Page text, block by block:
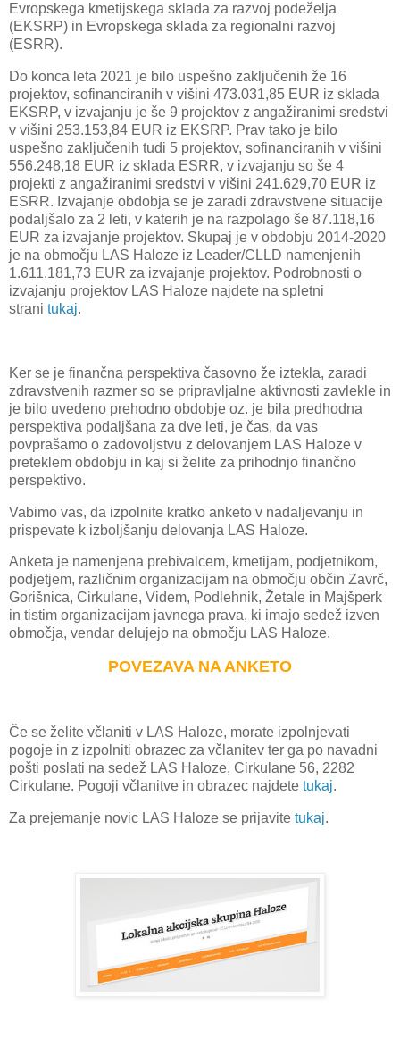
Evropskega kmetijskega sklada za razvoj podeželja
(EKSRP) in Evropskega sklada za regionalni razvoj
(ESRR).
Do konca leta 2021 je bilo uspešno zaključenih že 16
projektov, sofinanciranih v višini 473.031,85 EUR iz sklada
EKSRP, v izvajanju je še 9 projektov z angažiranimi sredstvi
v višini 253.153,84 EUR iz EKSRP. Prav tako je bilo
uspešno zaključenih tudi 5 projektov, sofinanciranih v višini
556.248,18 EUR iz sklada ESRR, v izvajanju so še 4
projekti z angažiranimi sredstvi v višini 241.629,70 EUR iz
ESRR. Izvajanje obdobja se je zaradi zdravstvene situacije
podaljšalo za 2 leti, v katerih je na razpolago še 87.118,16
EUR za izvajanje projektov. Skupaj je v obdobju 2014-2020
je na območju LAS Haloze iz Leader/CLLD namenjenih
1.611.181,73 EUR za izvajanje projektov. Podrobnosti o
izvajanju projektov LAS Haloze najdete na spletni
strani tukaj.
Ker se je finančna perspektiva časovno že iztekla, zaradi
zdravstvenih razmer so se pripravljalne aktivnosti zavlekle in
je bilo uvedeno prehodno obdobje oz. je bila predhodna
perspektiva podaljšana za dve leti, je čas, da vas
povprašamo o zadovoljstvu z delovanjem LAS Haloze v
preteklem obdobju in kaj si želite za prihodnjo finančno
perspektivo.
Vabimo vas, da izpolnite kratko anketo v nadaljevanju in
prispevate k izboljšanju delovanja LAS Haloze.
Anketa je namenjena prebivalcem, kmetijam, podjetnikom,
podjetjem, različnim organizacijam na območju občin Zavrč,
Gorišnica, Cirkulane, Videm, Podlehnik, Žetale in Majšperk
in tistim organizacijam javnega prava, ki imajo sedež izven
območja, vendar delujejo na območju LAS Haloze.
POVEZAVA NA ANKETO
Če se želite včlaniti v LAS Haloze, morate izpolnjevati
pogoje in z izpolniti obrazec za včlanitev ter ga po navadni
pošti poslati na sedež LAS Haloze, Cirkulane 56, 2282
Cirkulane. Pogoji včlanitve in obrazec najdete tukaj.
Za prejemanje novic LAS Haloze se prijavite tukaj.